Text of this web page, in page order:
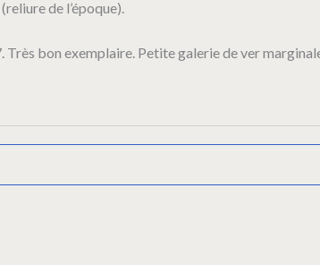
de l’époque).
bon exemplaire. Petite galerie de ver